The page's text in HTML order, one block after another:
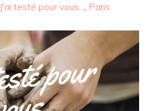
J'ai testé pour vous..., Paris